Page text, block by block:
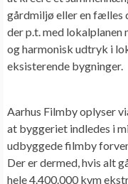
gårdmiljø eller en fælles
der p.t. med lokalplanen
og harmonisk udtryk i
eksisterende bygninger.
Aarhus Filmby oplyser
at byggeriet indledes i
udbyggede filmby
Der er dermed, hvis alt
hele 4.400.000 kvm